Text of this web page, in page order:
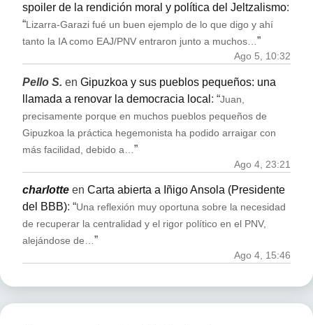
spoiler de la rendición moral y política del Jeltzalismo:
“Lizarra-Garazi fué un buen ejemplo de lo que digo y ahí
tanto la IA como EAJ/PNV entraron junto a muchos… ”
Ago 5, 10:32
Pello S. en Gipuzkoa y sus pueblos pequeños: una
llamada a renovar la democracia local : “Juan,
precisamente porque en muchos pueblos pequeños de
Gipuzkoa la práctica hegemonista ha podido arraigar con
más facilidad, debido a… ”
Ago 4, 23:21
charlotte en Carta abierta a Iñigo Ansola (Presidente
del BBB): “Una reflexión muy oportuna sobre la necesidad
de recuperar la centralidad y el rigor político en el PNV,
alejándose de…”
Ago 4, 15:46